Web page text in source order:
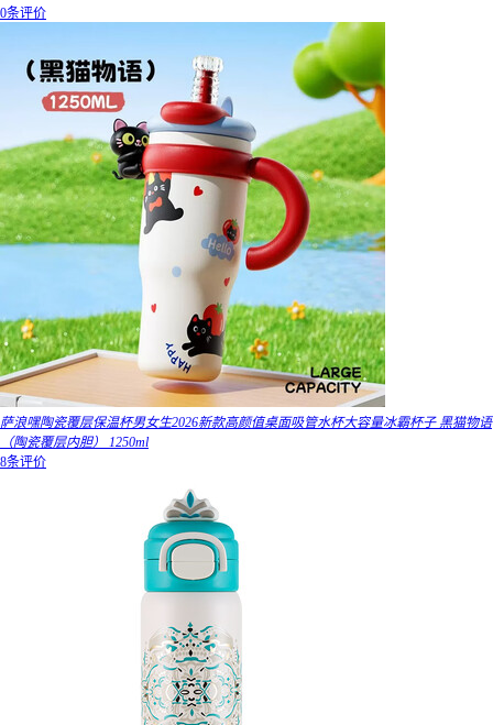
0条评价
萨浪嘿陶瓷覆层保温杯男女生2026新款高颜值桌面吸管水杯大容量冰霸杯子 黑猫物语
（陶瓷覆层内胆） 1250ml
8条评价